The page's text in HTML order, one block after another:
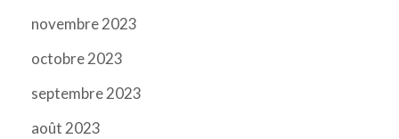
novembre 2023
octobre 2023
septembre 2023
août 2023